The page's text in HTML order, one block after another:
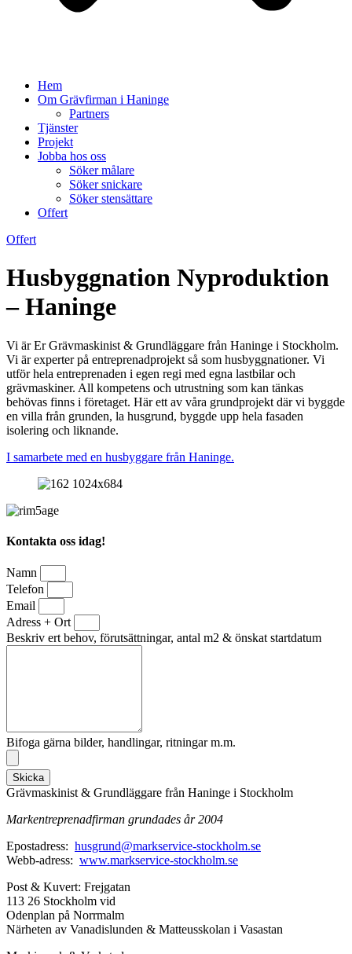
Hem
Om Grävfirman i Haninge
Partners
Tjänster
Projekt
Jobba hos oss
Söker målare
Söker snickare
Söker stensättare
Offert
Offert
Husbyggnation Nyproduktion
– Haninge
Vi är Er Grävmaskinist & Grundläggare från Haninge i Stockholm.
Vi är experter på entreprenadprojekt så som husbyggnationer. Vi
utför hela entreprenaden i egen regi med egna lastbilar och
grävmaskiner. All kompetens och utrustning som kan tänkas
behövas finns i företaget. Här ett av våra grundprojekt där vi byggde
en villa från grunden, la husgrund, byggde upp hela fasaden
isolering och liknande.
I samarbete med en husbyggare från Haninge.
Kontakta oss idag!
Namn
Telefon
Email
Adress + Ort
Beskriv ert behov, förutsättningar, antal m2 & önskat startdatum
Bifoga gärna bilder, handlingar, ritningar m.m.
Skicka
Grävmaskinist & Grundläggare från Haninge i Stockholm
Markentreprenadfirman grundades år 2004
Epostadress: husgrund@markservice-stockholm.se
Webb-adress: www.markservice-stockholm.se
Post & Kuvert: Frejgatan
113 26 Stockholm vid
Odenplan på Norrmalm
Närheten av Vanadislunden & Matteusskolan i Vasastan